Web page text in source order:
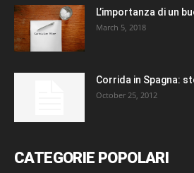
L’importanza di un
March 5, 2018
Corrida in Spagna:
October 25, 2012
CATEGORIE POPOLARI